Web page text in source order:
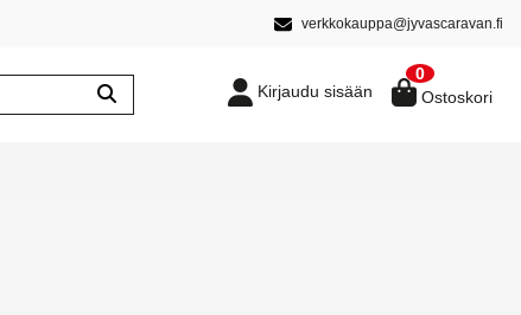
verkkokauppa@jyvascaravan.fi
Kirjaudu sisään
0
Ostoskori